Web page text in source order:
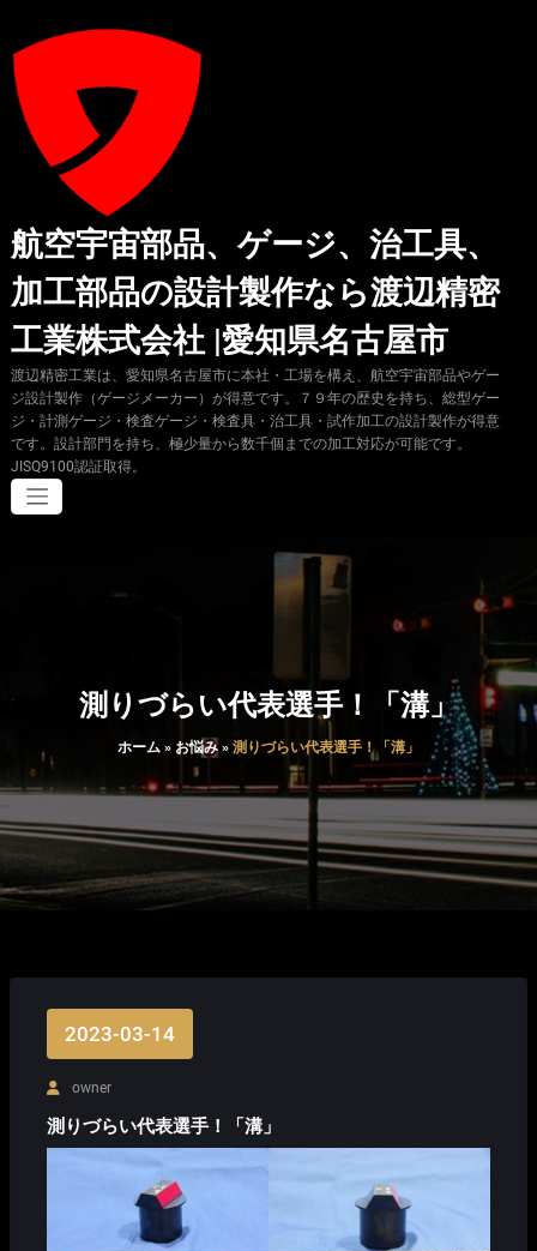
テ
航空宇宙部品、ゲージ、治工具、
加工部品の設計製作なら渡辺精密
工業株式会社 |愛知県名古屋市
渡辺精密工業は、愛知県名古屋市に本社・工場を構え、航空宇宙部品やゲー
ジ設計製作（ゲージメーカー）が得意です。７９年の歴史を持ち、総型ゲー
ジ・計測ゲージ・検査ゲージ・検査具・治工具・試作加工の設計製作が得意
です。設計部門を持ち、極少量から数千個までの加工対応が可能です。
JISQ9100認証取得。
測りづらい代表選手！「溝」
ホーム » お悩み » 測りづらい代表選手！「溝」
2023-03-14
owner
測りづらい代表選手！「溝」